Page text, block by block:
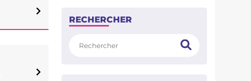
RECHERCHER